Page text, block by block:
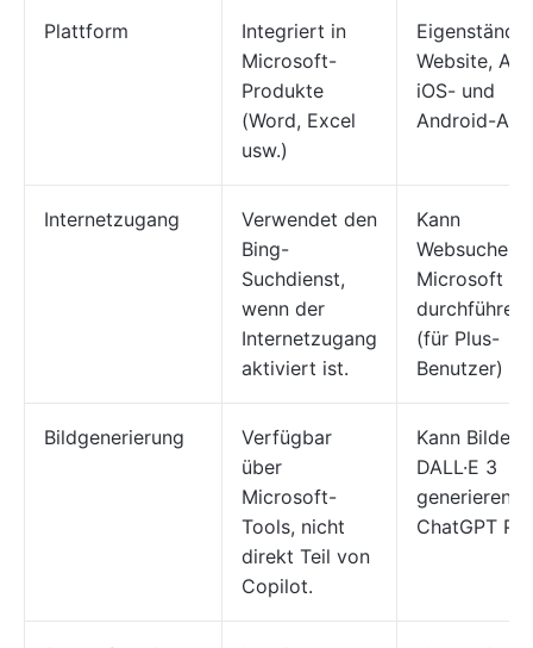
Plattform
Integriert in
Microsoft-
Produkte
(Word, Excel
usw.)
Website, API,
iOS- und
Android-
Internetzugang
Verwendet den
Bing-
Suchdienst,
wenn der
Internetzugang
aktiviert ist.
Kann
Websuchen
Microsoft
durchführen
(für Plus-
Benutzer)
Bildgenerierung
Verfügbar
über
Microsoft-
Tools, nicht
direkt Teil von
Copilot.
Kann Bilder
DALL·E 3
generieren
ChatGPT